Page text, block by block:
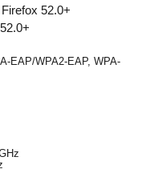
52.0+
EAP/WPA2-EAP, WPA-